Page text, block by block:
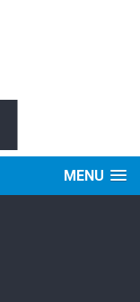
MENU